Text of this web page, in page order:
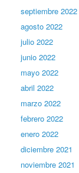
septiembre 2022
agosto 2022
julio 2022
junio 2022
mayo 2022
abril 2022
marzo 2022
febrero 2022
enero 2022
diciembre 2021
noviembre 2021